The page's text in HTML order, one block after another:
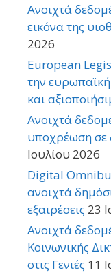
Ανοιχτά
εικόνα της
2026
European
την
και
Ανοιχτά
υποχρέωση σε
Ιουλίου 2026
Digital
ανοιχτά
εξαιρέσεις 23
Ανοιχτά
Κοινωνικής
στις Γενιές 11